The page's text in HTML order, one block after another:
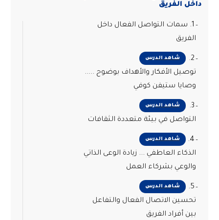
داخل الفريق
1. سمات التواصل الفعال داخل
الفريق
شاهد الدرس
2.
توصيل الأفكار والأهداف بوضوح .....
وصايا ستيفن كوفي
شاهد الدرس
3.
التواصل في بيئة متعددة الثقافات
شاهد الدرس
4.
الذكاء العاطفي ... زيادة الوعى الذاتي
والوعي بشركاء العمل
شاهد الدرس
5.
تحسين الاتصال الفعال والتفاعل
بين أفراد الفريق